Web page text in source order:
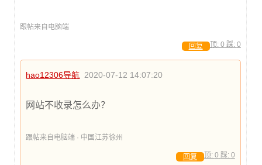
跟帖来自电脑端
顶: 0 踩: 0
回复
hao12306导航 2020-07-12 14:07:20
网站不收录怎么办？
跟帖来自电脑端 · 中国江苏徐州
顶: 0 踩: 0
回复